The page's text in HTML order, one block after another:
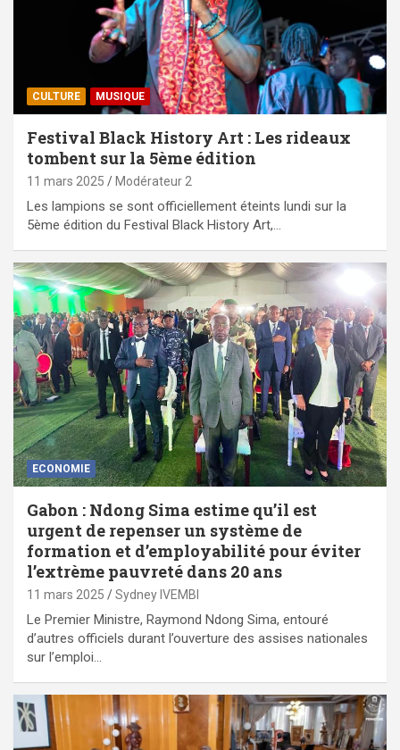
CULTURE MUSIQUE
Festival Black History Art : Les rideaux
tombent sur la 5ème édition
11 mars 2025 Modérateur 2
Les lampions se sont officiellement éteints lundi sur la
5ème édition du Festival Black History Art,…
ECONOMIE
Gabon : Ndong Sima estime qu’il est
urgent de repenser un système de
formation et d’employabilité pour éviter
l’extrème pauvreté dans 20 ans
11 mars 2025 Sydney IVEMBI
Le Premier Ministre, Raymond Ndong Sima, entouré
d’autres officiels durant l’ouverture des assises nationales
sur l’emploi…